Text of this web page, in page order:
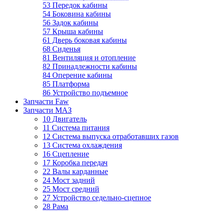
53 Передок кабины
54 Боковина кабины
56 Задок кабины
57 Крыша кабины
61 Дверь боковая кабины
68 Сиденья
81 Вентиляция и отопление
82 Принадлежности кабины
84 Оперение кабины
85 Платформа
86 Устройство подъемное
Запчасти Faw
Запчасти МАЗ
10 Двигатель
11 Система питания
12 Система выпуска отработавших газов
13 Система охлаждения
16 Сцепление
17 Коробка передач
22 Валы карданные
24 Мост задний
25 Мост средний
27 Устройство седельно-сцепное
28 Рама